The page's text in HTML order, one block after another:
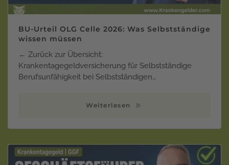
BU-Urteil OLG Celle 2026: Was Selbstständige
wissen müssen
← Zurück zur Übersicht:
Krankentagegeldversicherung für Selbstständige
Berufsunfähigkeit bei Selbstständigen…
Weiterlesen